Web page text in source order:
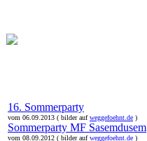
16. Sommerparty
vom 06.09.2013 ( bilder aufweggefoehnt.de )
Sommerparty MF Sasemdusem
vom 08.09.2012 ( bilder aufweggefoehnt.de )